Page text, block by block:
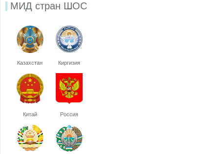
МИД стран ШОС
Казахстан Киргизия
Китай Россия